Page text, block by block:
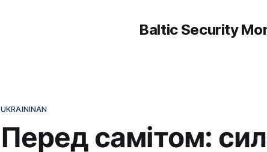
Baltic Security
UKRAININAN
Перед самітом: